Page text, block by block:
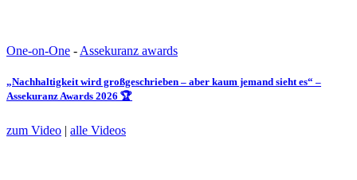
One-on-One - Assekuranz awards
„Nachhaltigkeit wird großgeschrieben – aber kaum jemand sieht es“ –
Assekuranz Awards 2026 🏆
zum Video | alle Videos